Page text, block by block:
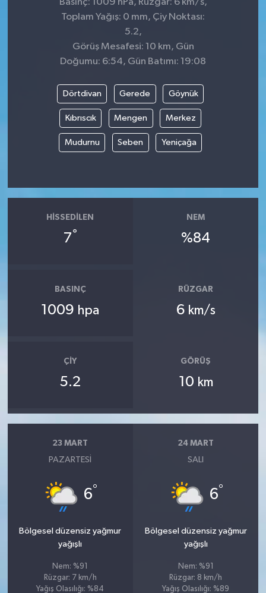
Basınç: 1009 hPa, Rüzgar: 6 km/s,
Toplam Yağış: 0 mm, Çiy Noktası:
5.2,
Görüş Mesafesi: 10 km, Gün
Doğumu: 6:54, Gün Batımı: 19:08
Dörtdivan Gerede Göynük
Kıbrıscık Mengen Merkez
Mudurnu Seben Yeniçağa
HISSEDILEN
7°
NEM
%84
BASINÇ
1009 hpa
RÜZGAR
6 km/s
ÇIY
5.2
GÖRÜŞ
10 km
23 MART
PAZARTESI
6°
Bölgesel düzensiz yağmur
yağışlı
Nem: %91
Rüzgar: 7 km/h
Yağış Olasılığı: %84
24 MART
SALI
6°
Bölgesel düzensiz yağmur
yağışlı
Nem: %91
Rüzgar: 8 km/h
Yağış Olasılığı: %89